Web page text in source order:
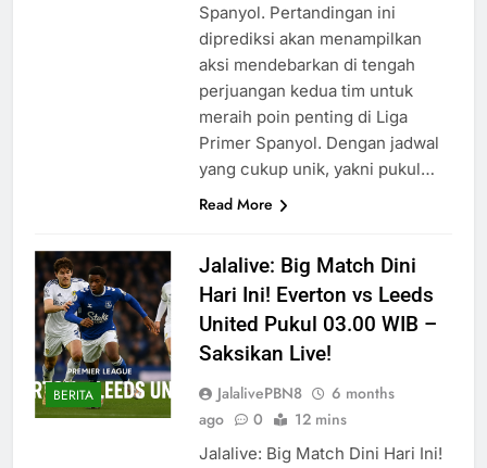
Spanyol. Pertandingan ini
diprediksi akan menampilkan
aksi mendebarkan di tengah
perjuangan kedua tim untuk
meraih poin penting di Liga
Primer Spanyol. Dengan jadwal
yang cukup unik, yakni pukul…
Read More
BERITA
Jalalive: Big Match Dini
Hari Ini! Everton vs Leeds
United Pukul 03.00 WIB –
Saksikan Live!
JalalivePBN8
6 months
ago
0 12 mins
Jalalive: Big Match Dini Hari Ini!